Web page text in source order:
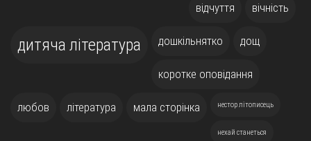
відчуття вічність
дитяча література дошкільнятко дощ
коротке оповідання
любов література мала сторінка нестор літописець
нехай станеться